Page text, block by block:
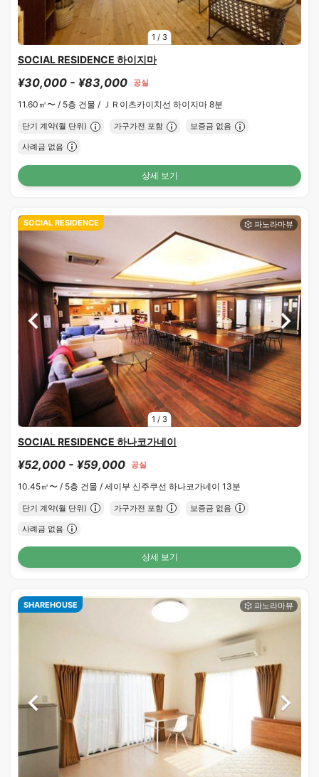
1 / 3
SOCIAL RESIDENCE 하이지마
¥30,000 - ¥83,000 공실
11.60㎡〜 / 5층 건물 / ＪＲ이츠카이치선 하이지마 8분
단기 계약(월 단위) 가구가전 포함 보증금 없음
사례금 없음
상세 보기
1 / 3
SOCIAL RESIDENCE
SOCIAL RESIDENCE 하나코가네이
¥52,000 - ¥59,000 공실
10.45㎡〜 / 5층 건물 / 세이부 신주쿠선 하나코가네이 13분
단기 계약(월 단위) 가구가전 포함 보증금 없음
사례금 없음
상세 보기
SHAREHOUSE